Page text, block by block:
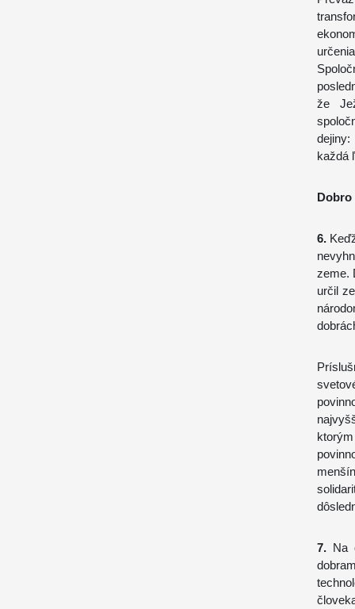
že
každá
Dobro
6.
zeme.
určil
7. Na